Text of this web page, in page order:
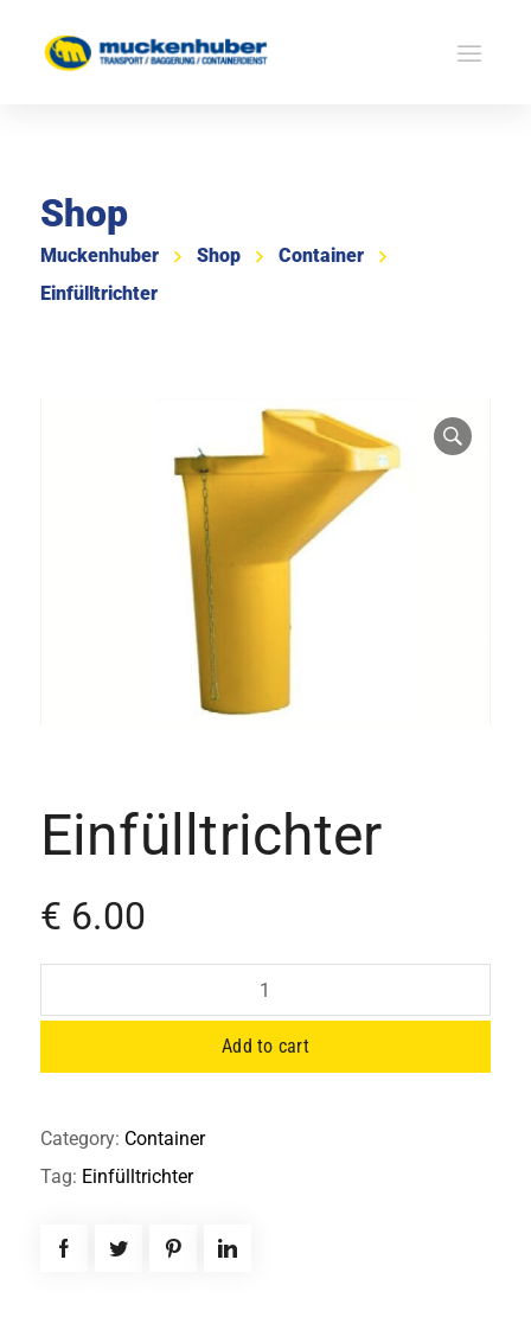
Shop
Muckenhuber Shop
Container
Einfülltrichter
Einfülltrichter
€ 6.00
quantity
Add to cart
Category: Container
Tag: Einfülltrichter